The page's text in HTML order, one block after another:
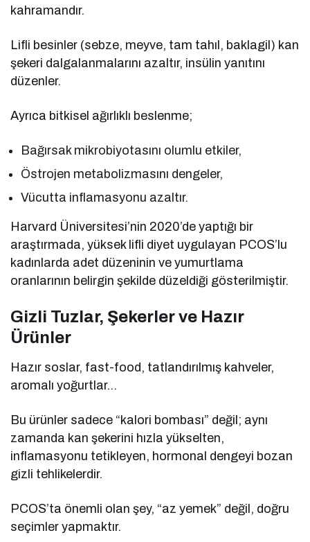
kahramandır.
Lifli besinler (sebze, meyve, tam tahıl, baklagil) kan
şekeri dalgalanmalarını azaltır, insülin yanıtını
düzenler.
Ayrıca bitkisel ağırlıklı beslenme;
Bağırsak mikrobiyotasını olumlu etkiler,
Östrojen metabolizmasını dengeler,
Vücutta inflamasyonu azaltır.
Harvard Üniversitesi’nin 2020’de yaptığı bir
araştırmada, yüksek lifli diyet uygulayan PCOS’lu
kadınlarda adet düzeninin ve yumurtlama
oranlarının belirgin şekilde düzeldiği gösterilmiştir.
Gizli Tuzlar, Şekerler ve Hazır
Ürünler
Hazır soslar, fast-food, tatlandırılmış kahveler,
aromalı yoğurtlar…
Bu ürünler sadece “kalori bombası” değil; aynı
zamanda kan şekerini hızla yükselten,
inflamasyonu tetikleyen, hormonal dengeyi bozan
gizli tehlikelerdir.
PCOS’ta önemli olan şey, “az yemek” değil, doğru
seçimler yapmaktır.